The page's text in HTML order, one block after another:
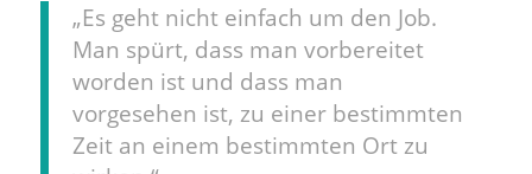
„Es geht nicht einfach um den Job.
Man spürt, dass man vorbereitet
worden ist und dass man
vorgesehen ist, zu einer bestimmten
Zeit an einem bestimmten Ort zu